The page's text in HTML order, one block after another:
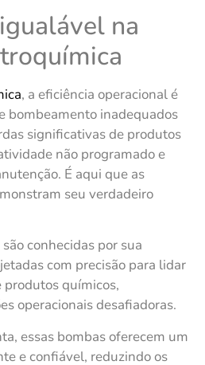
na
, a eficiência operacional é
bombeamento inadequados
significativas de produtos
não programado e
É aqui que as
seu verdadeiro
conhecidas por sua
com precisão para lidar
químicos,
operacionais desafiadoras.
essas bombas oferecem um
e confiável, reduzindo os